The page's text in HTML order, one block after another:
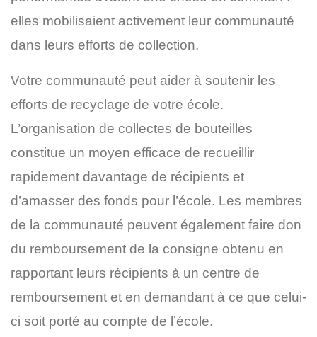
elles mobilisaient activement leur communauté
dans leurs efforts de collection.
Votre communauté peut aider à soutenir les
efforts de recyclage de votre école.
L’organisation de collectes de bouteilles
constitue un moyen efficace de recueillir
rapidement davantage de récipients et
d’amasser des fonds pour l’école. Les membres
de la communauté peuvent également faire don
du remboursement de la consigne obtenu en
rapportant leurs récipients à un centre de
remboursement et en demandant à ce que celui-
ci soit porté au compte de l’école.